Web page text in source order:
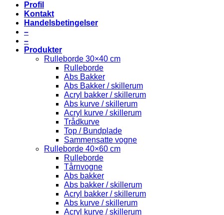
Profil
Kontakt
Handelsbetingelser
–
–
Produkter
Rulleborde 30×40 cm
Rulleborde
Abs Bakker
Abs Bakker / skillerum
Acryl bakker / skillerum
Abs kurve / skillerum
Acryl kurve / skillerum
Trådkurve
Top / Bundplade
Sammensatte vogne
Rulleborde 40×60 cm
Rulleborde
Tårnvogne
Abs bakker
Abs bakker / skillerum
Acryl bakker / skillerum
Abs kurve / skillerum
Acryl kurve / skillerum